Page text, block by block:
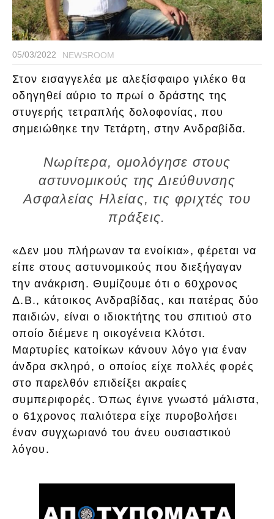
05/03/2022 NEWSROOM
Στον εισαγγελέα με αλεξίσφαιρο γιλέκο θα
οδηγηθεί αύριο το πρωί ο δράστης της
στυγερής τετραπλής δολοφονίας, που
σημειώθηκε την Τετάρτη, στην Ανδραβίδα.
Νωρίτερα, ομολόγησε στους
αστυνομικούς της Διεύθυνσης
Ασφαλείας Ηλείας, τις φριχτές του
πράξεις.
«Δεν μου πλήρωναν τα ενοίκια», φέρεται να
είπε στους αστυνομικούς που διεξήγαγαν
την ανάκριση. Θυμίζουμε ότι ο 60χρονος
Δ.Β., κάτοικος Ανδραβίδας, και πατέρας δύο
παιδιών, είναι ο ιδιοκτήτης του σπιτιού στο
οποίο διέμενε η οικογένεια Κλότσι.
Μαρτυρίες κατοίκων κάνουν λόγο για έναν
άνδρα σκληρό, ο οποίος είχε πολλές φορές
στο παρελθόν επιδείξει ακραίες
συμπεριφορές. Όπως έγινε γνωστό μάλιστα,
ο 61χρονος παλιότερα είχε πυροβολήσει
έναν συγχωριανό του άνευ ουσιαστικού
λόγου.